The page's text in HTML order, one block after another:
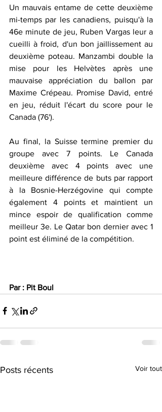
Un mauvais entame de cette deuxième
mi-temps par les canadiens, puisqu'à la
46e minute de jeu, Ruben Vargas leur a
cueilli à froid, d'un bon jaillissement au
deuxième poteau. Manzambi double la
mise pour les Helvètes après une
mauvaise appréciation du ballon par
Maxime Crépeau. Promise David, entré
en jeu, réduit l'écart du score pour le
Canada (76').
Au final, la Suisse termine premier du
groupe avec 7 points. Le Canada
deuxième avec 4 points avec une
meilleure différence de buts par rapport
à la Bosnie-Herzégovine qui compte
également 4 points et maintient un
mince espoir de qualification comme
meilleur 3e. Le Qatar bon dernier avec 1
point est éliminé de la compétition.
Par : Pit Boul
Posts récents Voir tout